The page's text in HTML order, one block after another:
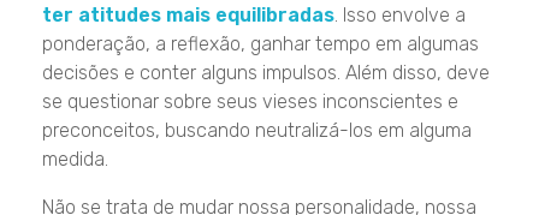
ter atitudes mais equilibradas. Isso envolve a
ponderação, a reflexão, ganhar tempo em algumas
decisões e conter alguns impulsos. Além disso, deve
se questionar sobre seus vieses inconscientes e
preconceitos, buscando neutralizá-los em alguma
medida.
Não se trata de mudar nossa personalidade, nossa